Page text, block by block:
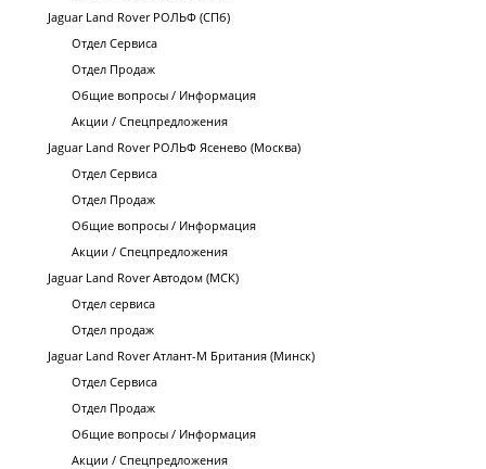
Jaguar Land Rover РОЛЬФ (СПб)
Отдел Сервиса
Отдел Продаж
Общие вопросы / Информация
Акции / Спецпредложения
Jaguar Land Rover РОЛЬФ Ясенево (Москва)
Отдел Сервиса
Отдел Продаж
Общие вопросы / Информация
Акции / Спецпредложения
Jaguar Land Rover Автодом (МСК)
Отдел сервиса
Отдел продаж
Jaguar Land Rover Атлант-М Британия (Минск)
Отдел Сервиса
Отдел Продаж
Общие вопросы / Информация
Акции / Спецпредложения